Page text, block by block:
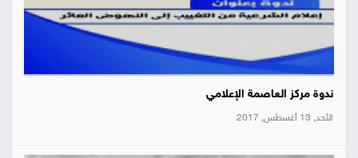
ندوة مركز العاصمة الإعلامي
الأحد, 13 أغسطس, 2017